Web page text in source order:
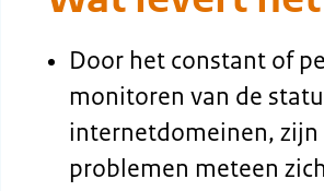
Registreer herkenbare en
Wat betekent het?
Focus op een beperkt aantal